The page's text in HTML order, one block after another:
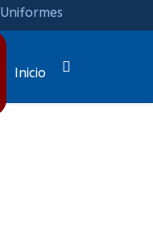
Uniformes
Inicio